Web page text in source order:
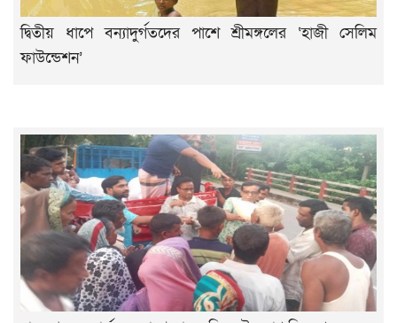
দ্বিতীয় ধাপে বন্যাদুর্গতদের পাশে শ্রীমঙ্গলের ‘হাজী সেলিম
ফাউন্ডেশন’